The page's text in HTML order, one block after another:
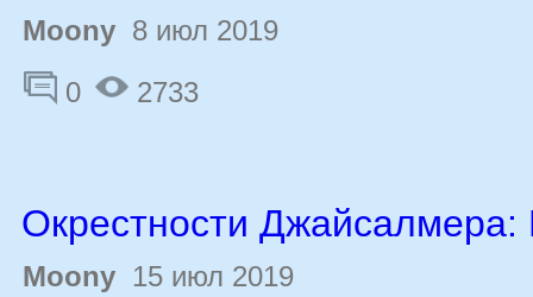
Moony 8 июл 2019
0
2733
Окрестности Джайсалмера:
Moony 15 июл 2019